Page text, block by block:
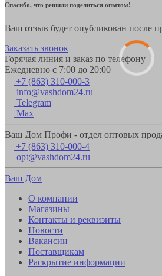
Спасибо, что решили поделиться опытом!
Ваш отзыв будет опубликован после
Заказать звонок
Горячая линия и заказ по телефону
Ежедневно с 7:00 до 20:00
+7 (863) 310-000-3
info@vashdom24.ru
Telegram
Max
Ваш Дом Профи - отдел оптовых
+7 (863) 310-000-4
opt@vashdom24.ru
Ваш Дом
О компании
Магазины
Контакты и реквизиты
Новости
Вакансии
Поставщикам
Раскрытие информации